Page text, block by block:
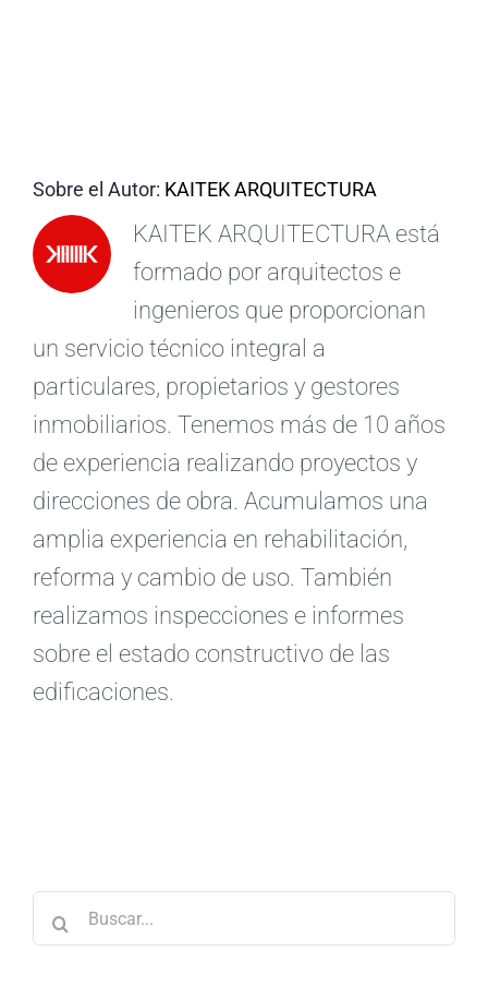
Sobre el Autor: KAITEK ARQUITECTURA
KAITEK ARQUITECTURA está
formado por arquitectos e
ingenieros que proporcionan
un servicio técnico integral a
particulares, propietarios y gestores
inmobiliarios. Tenemos más de 10 años
de experiencia realizando proyectos y
direcciones de obra. Acumulamos una
amplia experiencia en rehabilitación,
reforma y cambio de uso. También
realizamos inspecciones e informes
sobre el estado constructivo de las
edificaciones.
Buscar: